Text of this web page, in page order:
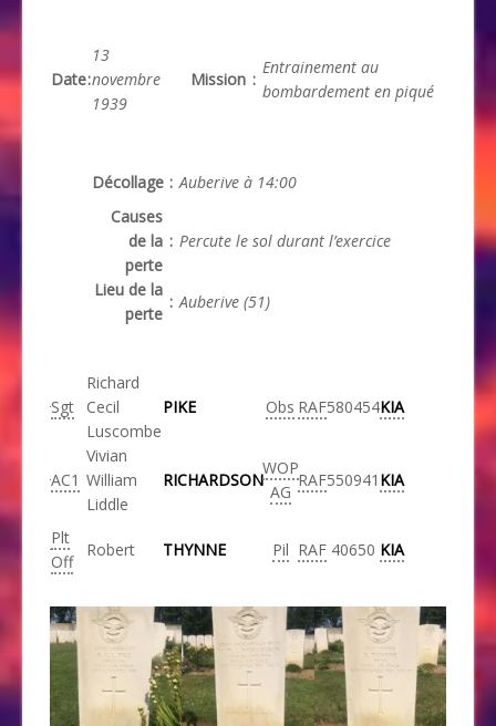
Date:
13
novembre
1939
Mission :
Entrainement au
bombardement en piqué
Décollage : Auberive à 14:00
Causes
de la
perte
: Percute le sol durant l’exercice
Lieu de la
perte
: Auberive (51)
Sgt
Richard
Cecil
Luscombe
PIKE Obs RAF580454KIA
AC1
Vivian
William
Liddle
RICHARDSON
WOP
AG
RAF550941 KIA
Plt
Off
Robert THYNNE Pil RAF 40650 KIA